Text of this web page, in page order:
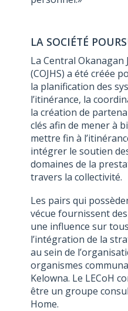
LA SOCIÉTÉ
La Central Okanagan
(COJHS) a été créée
la planification des
l’itinérance, la
la création de
clés afin de mener à
mettre fin à
intégrer le soutien
domaines de la
travers la collectivité.
Les pairs qui
vécue fournissent
une influence sur
l’intégration de la
au sein de
organismes
Kelowna. Le LECoH
être un groupe
Home.